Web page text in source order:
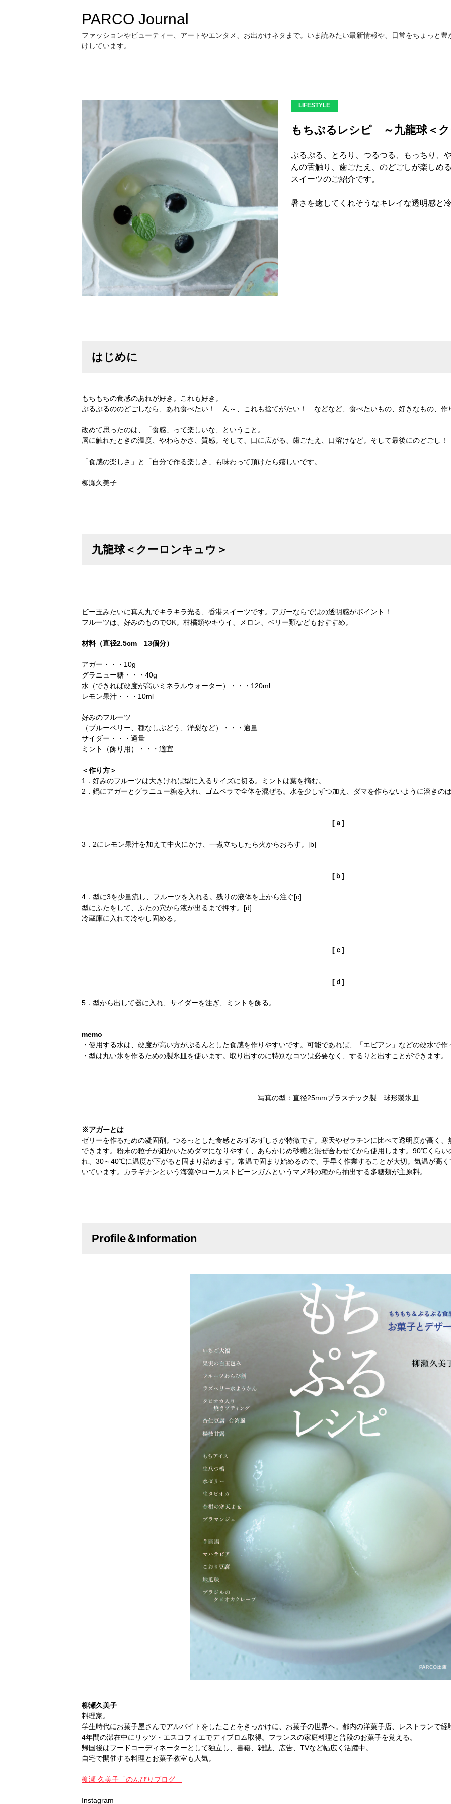
PARCO Journal
ファッションやビューティー、アートやエンタメ、お出かけネタまで。いま読みたい最新情報や、日常をちょっと
けしています。
LIFESTYLE
もちぷるレシピ ～九龍球＜
ぷるぷる、とろり、つるつる、もっちり、
んの舌触り、歯ごたえ、のどごしが楽しめ
スイーツのご紹介です。
暑さを癒してくれそうなキレイな透明感と
はじめに
もちもちの食感のあれが好き。これも好き。
ぷるぷるののどごしなら、あれ食べたい！ ん～、これも捨てがたい！ などなど、食べたいもの、好きなもの、作
改めて思ったのは、「食感」って楽しいな、ということ。
唇に触れたときの温度、やわらかさ、質感。そして、口に広がる、歯ごたえ、口溶けなど。そして最後にのどごし！
「食感の楽しさ」と「自分で作る楽しさ」も味わって頂けたら嬉しいです。
柳瀬久美子
九龍球＜クーロンキュウ＞
ビー玉みたいに真ん丸でキラキラ光る、香港スイーツです。アガーならではの透明感がポイント！
フルーツは、好みのものでOK。柑橘類やキウイ、メロン、ベリー類などもおすすめ。
材料（直径2.5cm 13個分）
アガー・・・10g
グラニュー糖・・・40g
水（できれば硬度が高いミネラルウォーター）・・・120ml
レモン果汁・・・10ml
好みのフルーツ
（ブルーベリー、種なしぶどう、洋梨など）・・・適量
サイダー・・・適量
ミント（飾り用）・・・適宜
＜作り方＞
1．好みのフルーツは大きければ型に入るサイズに切る。ミントは葉を摘む。
2．鍋にアガーとグラニュー糖を入れ、ゴムベラで全体を混ぜる。水を少しずつ加え、ダマを作らないように溶きの
[ａ]
3．2にレモン果汁を加えて中火にかけ、一煮立ちしたら火からおろす。[b]
[ｂ]
4．型に3を少量流し、フルーツを入れる。残りの液体を上から注ぐ[c]
型にふたをして、ふたの穴から液が出るまで押す。[d]
冷蔵庫に入れて冷やし固める。
[ｃ]
[ｄ]
5．型から出して器に入れ、サイダーを注ぎ、ミントを飾る。
memo
・使用する水は、硬度が高い方がぷるんとした食感を作りやすいです。可能であれば、「エビアン」などの硬水で作
・型は丸い氷を作るための製氷皿を使います。取り出すのに特別なコツは必要なく、するりと出すことができます。
写真の型：直径25mmプラスチック製 球形製氷皿
※アガーとは
ゼリーを作るための凝固剤。つるっとした食感とみずみずしさが特徴です。寒天やゼラチンに比べて透明度が高く
できます。粉末の粒子が細かいためダマになりやすく、あらかじめ砂糖と混ぜ合わせてから使用します。90℃くら
れ、30～40℃に温度が下がると固まり始めます。常温で固まり始めるので、手早く作業することが大切。気温が高
いています。カラギナンという海藻やローカストビーンガムというマメ科の種から抽出する多糖類が主原料。
Profile＆Information
柳瀬久美子
料理家。
学生時代にお菓子屋さんでアルバイトをしたことをきっかけに、お菓子の世界へ。都内の洋菓子店、レストランで
4年間の滞在中にリッツ・エスコフィエでディプロム取得。フランスの家庭料理と普段のお菓子を覚える。
帰国後はフードコーディネーターとして独立し、書籍、雑誌、広告、TVなど幅広く活躍中。
自宅で開催する料理とお菓子教室も人気。
柳瀬 久美子「のんびりブログ」
Instagram